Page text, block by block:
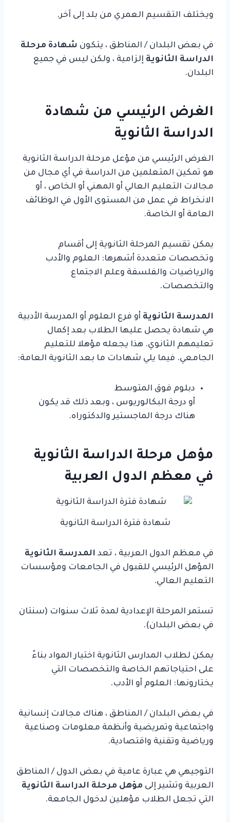
ويختلف التقسيم العمري من بلد إلى آخر.
في بعض البلدان / المناطق ، يتكون شهادة مرحلة
الدراسة الثانوية إلزامية ، ولكن ليس في جميع
البلدان.
الغرض الرئيسي من شهادة
الدراسة الثانوية
الغرض الرئيسي من مؤعل مرحلة الدراسة الثانوية
هو تمكين المتعلمين من الدراسة في أي مجال من
مجالات التعليم العالي أو المهني أو الخاص ، أو
الانخراط في عمل من المستوى الأول في الوظائف
العامة أو الخاصة.
يمكن تقسيم المرحلة الثانوية إلى أقسام
وتخصصات متعددة أشهرها: العلوم والأدب
والرياضيات والفلسفة وعلم الاجتماع
والتخصصات.
المدرسة الثانوية أو فرع العلوم أو المدرسة الأدبية
هي شهادة يحصل عليها الطلاب بعد إكمال
تعليمهم الثانوي. هذا يجعله مؤهلا للتعليم
الجامعي. فيما يلي شهادات ما بعد الثانوية العامة:
دبلوم فوق المتوسط
أو درجة البكالوريوس ، وبعد ذلك قد يكون
هناك درجة الماجستير والدكتوراه.
مؤهل مرحلة الدراسة الثانوية
في معظم الدول العربية
شهادة فترة الدراسة الثانوية
في معظم الدول العربية ، تعد المدرسة الثانوية
المؤهل الرئيسي للقبول في الجامعات ومؤسسات
التعليم العالي.
تستمر المرحلة الإعدادية لمدة ثلاث سنوات (سنتان
في بعض البلدان).
يمكن لطلاب المدارس الثانوية اختيار المواد بناءً
على احتياجاتهم الخاصة والتخصصات التي
يختارونها: العلوم أو الأدب.
في بعض البلدان / المناطق ، هناك مجالات إنسانية
واجتماعية وتمريضية وأنظمة معلومات وصناعية
ورياضية وتقنية واقتصادية.
التوجيهي هي عبارة عامية في بعض الدول / المناطق
العربية وتشير إلى مؤهل مرحلة الدراسة الثانوية
التي تجعل الطلاب مؤهلين لدخول الجامعة.